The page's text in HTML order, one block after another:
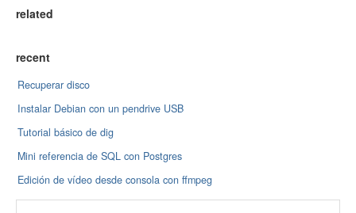
related
recent
Recuperar disco
Instalar Debian con un pendrive USB
Tutorial básico de dig
Mini referencia de SQL con Postgres
Edición de vídeo desde consola con ffmpeg